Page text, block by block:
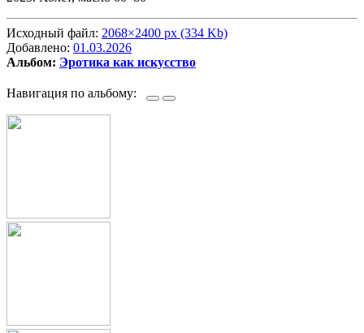
Исходный файл: 2068×2400 px (334 Kb)
Добавлено: 01.03.2026
Альбом: Эротика как искусство
Навигация по альбому: